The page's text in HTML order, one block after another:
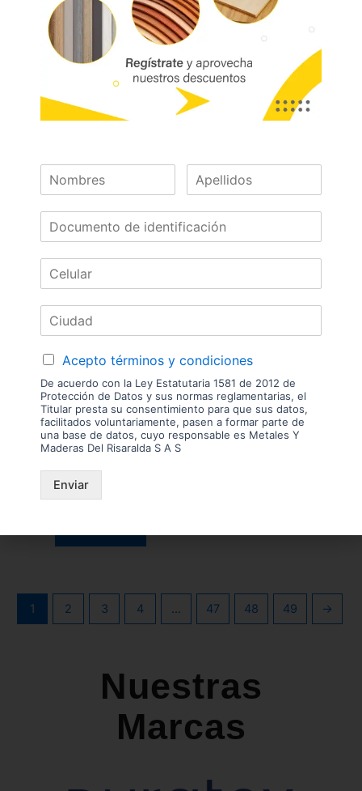
Ámbar Leer más Andino Leer más
Melamina
Antalya Leer más
Melamina
Melamina
1 2 3 4 … 47 48 49 →
Nuestras
Marcas
Acepto términos y condiciones
De acuerdo con la Ley Estatutaria 1581 de 2012 de
Protección de Datos y sus normas reglamentarias, el
Titular presta su consentimiento para que sus datos,
facilitados voluntariamente, pasen a formar parte de
una base de datos, cuyo responsable es Metales Y
Maderas Del Risaralda S A S
Enviar